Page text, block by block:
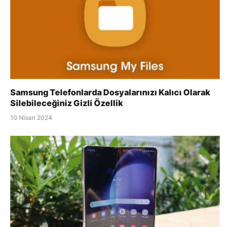
Samsung Telefonlarda Dosyalarınızı Kalıcı Olarak
Silebileceğiniz Gizli Özellik
10 Nisan 2024